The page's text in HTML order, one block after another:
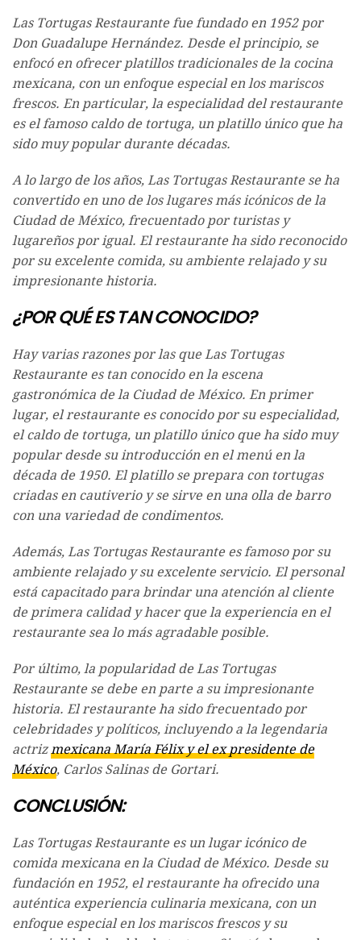
Las Tortugas Restaurante fue fundado en 1952 por
Don Guadalupe Hernández. Desde el principio, se
enfocó en ofrecer platillos tradicionales de la cocina
mexicana, con un enfoque especial en los mariscos
frescos. En particular, la especialidad del restaurante
es el famoso caldo de tortuga, un platillo único que ha
sido muy popular durante décadas.
A lo largo de los años, Las Tortugas Restaurante se ha
convertido en uno de los lugares más icónicos de la
Ciudad de México, frecuentado por turistas y
lugareños por igual. El restaurante ha sido reconocido
por su excelente comida, su ambiente relajado y su
impresionante historia.
¿POR QUÉ ES TAN CONOCIDO?
Hay varias razones por las que Las Tortugas
Restaurante es tan conocido en la escena
gastronómica de la Ciudad de México. En primer
lugar, el restaurante es conocido por su especialidad,
el caldo de tortuga, un platillo único que ha sido muy
popular desde su introducción en el menú en la
década de 1950. El platillo se prepara con tortugas
criadas en cautiverio y se sirve en una olla de barro
con una variedad de condimentos.
Además, Las Tortugas Restaurante es famoso por su
ambiente relajado y su excelente servicio. El personal
está capacitado para brindar una atención al cliente
de primera calidad y hacer que la experiencia en el
restaurante sea lo más agradable posible.
Por último, la popularidad de Las Tortugas
Restaurante se debe en parte a su impresionante
historia. El restaurante ha sido frecuentado por
celebridades y políticos, incluyendo a la legendaria
actrizmexicana María Félix y el ex presidente de
México, Carlos Salinas de Gortari.
CONCLUSIÓN:
Las Tortugas Restaurante es un lugar icónico de
comida mexicana en la Ciudad de México. Desde su
fundación en 1952, el restaurante ha ofrecido una
auténtica experiencia culinaria mexicana, con un
enfoque especial en los mariscos frescos y su